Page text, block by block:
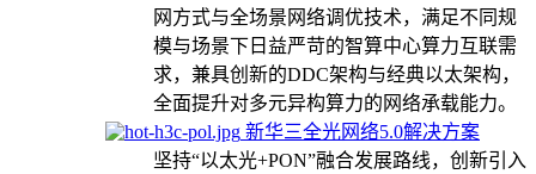
网方式与全场景网络调优技术，满足不同规
模与场景下日益严苛的智算中心算力互联需
求，兼具创新的DDC架构与经典以太架构，
全面提升对多元异构算力的网络承载能力。
新华三全光网络5.0解决方案
坚持“以太光+PON”融合发展路线，创新引入